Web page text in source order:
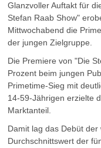
Glanzvoller Auftakt für
Stefan Raab Show"
Mittwochabend die
der jungen Zielgruppe.
Die Premiere von "Die
Prozent beim jungen
Primetime-Sieg mit
14-59-Jährigen erzielte
Marktanteil.
Damit lag das Debüt
Durchschnittswert der